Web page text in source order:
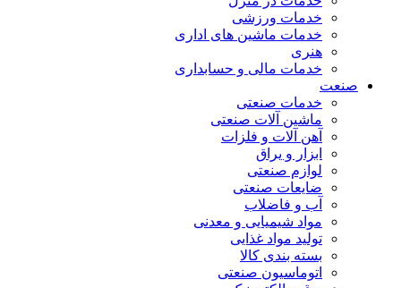
خدمات ورزشی
خدمات ماشین های اداری
هنری
خدمات مالی و حسابداری
صنعت
خدمات صنعتی
ماشین آلات صنعتی
آهن آلات و فلزات
ابزار و یراق
لوازم صنعتی
ضایعات صنعتی
آب و فاضلاب
مواد شیمیایی و معدنی
تولید مواد غذایی
بسته بندی کالا
اتوماسیون صنعتی